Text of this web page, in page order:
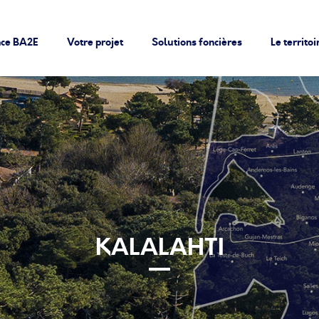
BA2E Votre projet Solutions foncières Le
KALALAHTI